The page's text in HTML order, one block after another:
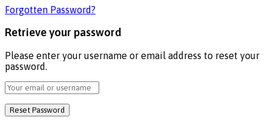
Forgotten Password?
Retrieve your password
Please enter your username or email address to reset your
password.